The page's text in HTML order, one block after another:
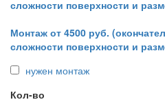
сложности поверхности и
Монтаж от 4500 руб.
сложности поверхности и
нужен монтаж
Кол-во